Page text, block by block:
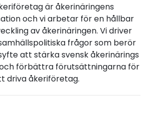
är åkerinäringens
och vi arbetar för en hållbar
av åkerinäringen. Vi driver
frågor som berör
att stärka svensk åkerinärings
förbättra förutsättningarna för
driva åkeriföretag.